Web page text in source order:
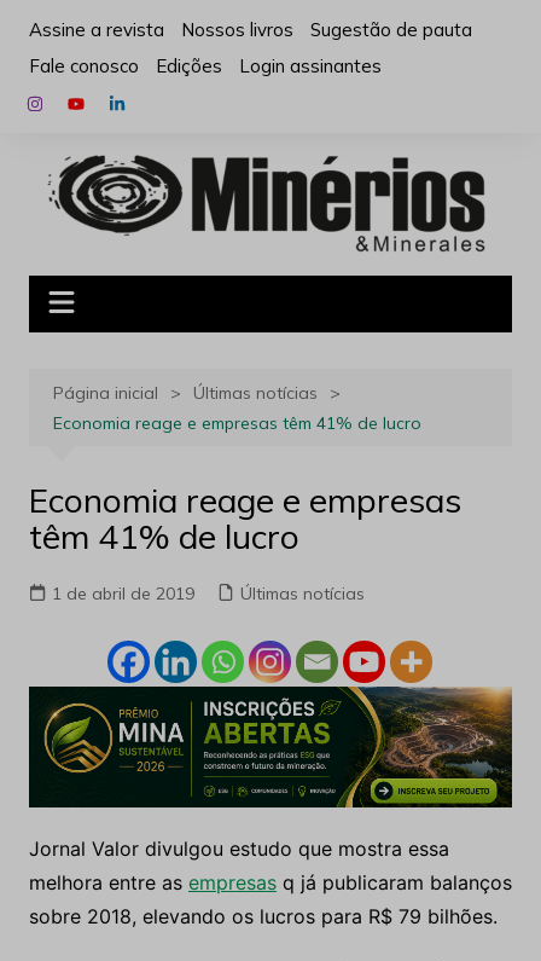
para
conteúdo
Assine a revista Nossos livros
Sugestão de pauta
Fale conosco
Edições Login assinantes
Página inicial
Últimas notícias
Economia reage e empresas têm 41% de lucro
Economia reage e empresas
têm 41% de lucro
1 de abril de 2019 Últimas notícias
Jornal Valor divulgou estudo que mostra essa
melhora entre as empresasq já publicaram balanços
sobre 2018, elevando os lucros para R$ 79 bilhões.